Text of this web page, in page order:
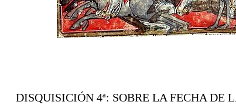
DISQUISICIÓN 4ª: SOBRE LA FECHA DE